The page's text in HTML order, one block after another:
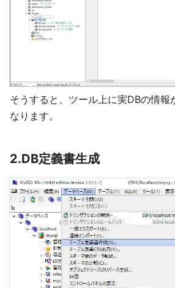
そうすると、ツール上に実DBの情報
なります。
2.DB定義書生成